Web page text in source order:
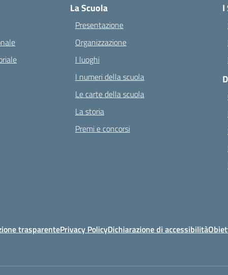
La Scuola
Presentazione
Organizzazione
I luoghi
I numeri della scuola
Le carte della scuola
La storia
Premi e concorsi
I
trasparentePrivacy PolicyDichiarazione di accessibilità